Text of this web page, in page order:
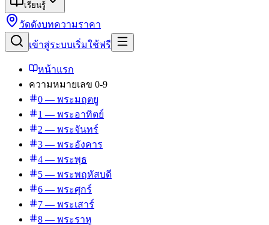
เรียนรู้
วัดดังบทความราคา
เข้าสู่ระบบเริ่มใช้ฟรี
หน้าแรก
ความหมายเลข 0-9
0 — พระมฤตยู
1 — พระอาทิตย์
2 — พระจันทร์
3 — พระอังคาร
4 — พระพุธ
5 — พระพฤหัสบดี
6 — พระศุกร์
7 — พระเสาร์
8 — พระราหู